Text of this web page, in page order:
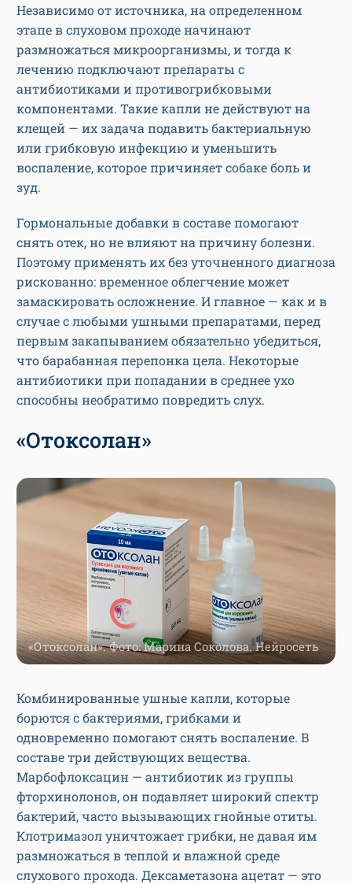
Независимо от источника, на определенном
этапе в слуховом проходе начинают
размножаться микроорганизмы, и тогда к
лечению подключают препараты с
антибиотиками и противогрибковыми
компонентами. Такие капли не действуют на
клещей — их задача подавить бактериальную
или грибковую инфекцию и уменьшить
воспаление, которое причиняет собаке боль и
зуд.
Гормональные добавки в составе помогают
снять отек, но не влияют на причину болезни.
Поэтому применять их без уточненного диагноза
рискованно: временное облегчение может
замаскировать осложнение. И главное — как и в
случае с любыми ушными препаратами, перед
первым закапыванием обязательно убедиться,
что барабанная перепонка цела. Некоторые
антибиотики при попадании в среднее ухо
способны необратимо повредить слух.
«Отоксолан»
«Отоксолан». Фото: Марина Соколова. Нейросеть
Комбинированные ушные капли, которые
борются с бактериями, грибками и
одновременно помогают снять воспаление. В
составе три действующих вещества.
Марбофлоксацин — антибиотик из группы
фторхинолонов, он подавляет широкий спектр
бактерий, часто вызывающих гнойные отиты.
Клотримазол уничтожает грибки, не давая им
размножаться в теплой и влажной среде
слухового прохода. Дексаметазона ацетат — это